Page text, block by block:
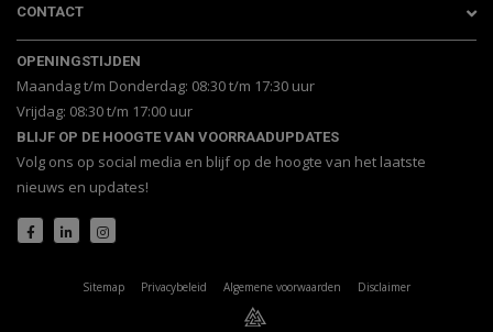
CONTACT
OPENINGSTIJDEN
Maandag t/m Donderdag: 08:30 t/m 17:30 uur
Vrijdag: 08:30 t/m 17:00 uur
BLIJF OP DE HOOGTE VAN VOORRAADUPDATES
Volg ons op social media en blijf op de hoogte van het laatste
nieuws en updates!
Sitemap Privacybeleid Algemene voorwaarden Disclaimer